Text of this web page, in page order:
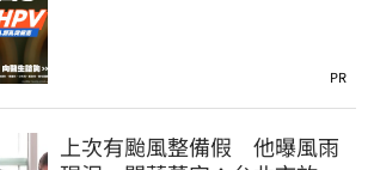
PR
上次有颱風整備假 他曝風雨